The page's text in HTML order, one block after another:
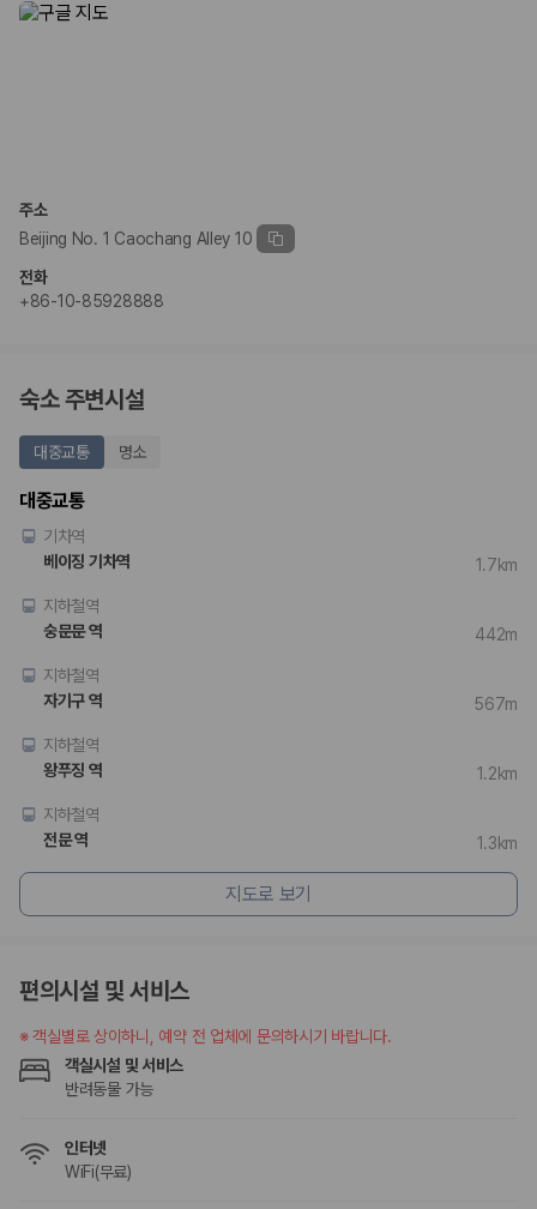
주소
Beijing No. 1 Caochang Alley 10
전화
+86-10-85928888
숙소 주변시설
대중교통 명소
대중교통
기차역
베이징 기차역
1.7km
지하철역
숭문문 역
442m
지하철역
자기구 역
567m
지하철역
왕푸징 역
1.2km
지하철역
전문 역
1.3km
지도로 보기
편의시설 및 서비스
※객실별로 상이하니, 예약 전 업체에 문의하시기 바랍니다.
객실시설 및 서비스
반려동물 가능
인터넷
WiFi(무료)